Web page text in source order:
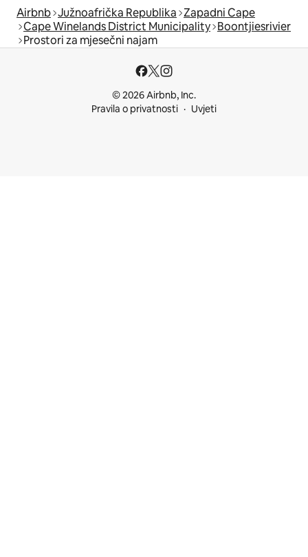
Airbnb Južnoafrička Republika Zapadni Cape
Cape Winelands District Municipality Boontjiesrivier
Prostori za mjesečni najam
© 2026 Airbnb, Inc.
Pravila o privatnosti
Uvjeti